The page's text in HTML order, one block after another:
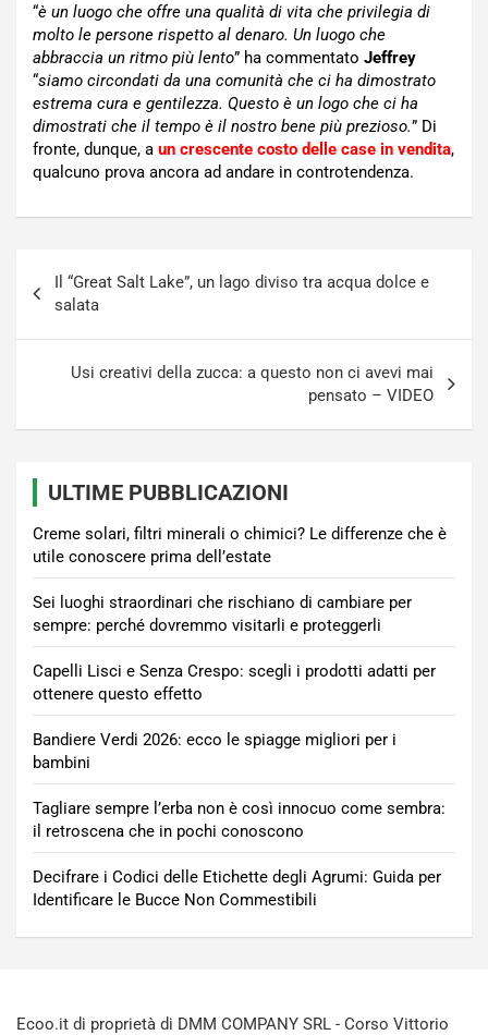
“è un luogo che offre una qualità di vita che privilegia di
molto le persone rispetto al denaro. Un luogo che
abbraccia un ritmo più lento” ha commentato Jeffrey
“siamo circondati da una comunità che ci ha dimostrato
estrema cura e gentilezza. Questo è un logo che ci ha
dimostrati che il tempo è il nostro bene più prezioso.” Di
fronte, dunque, a un crescente costo delle case in vendita,
qualcuno prova ancora ad andare in controtendenza.
articoli
Il “Great Salt Lake”, un lago diviso tra acqua dolce e
salata
Usi creativi della zucca: a questo non ci avevi mai
pensato – VIDEO
ULTIME PUBBLICAZIONI
Creme solari, filtri minerali o chimici? Le differenze che è
utile conoscere prima dell’estate
Sei luoghi straordinari che rischiano di cambiare per
sempre: perché dovremmo visitarli e proteggerli
Capelli Lisci e Senza Crespo: scegli i prodotti adatti per
ottenere questo effetto
Bandiere Verdi 2026: ecco le spiagge migliori per i
bambini
Tagliare sempre l’erba non è così innocuo come sembra:
il retroscena che in pochi conoscono
Decifrare i Codici delle Etichette degli Agrumi: Guida per
Identificare le Bucce Non Commestibili
Ecoo.it di proprietà di DMM COMPANY SRL - Corso Vittorio